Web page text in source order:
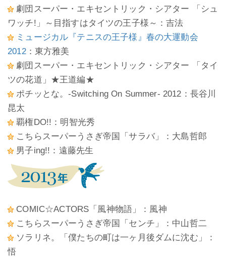
劇団スーパー・エキセントリック・シアター 「シュ
ワッチ!」～目指すはタイツの王子様～：吉法
ミュージカル『テニスの王子様』春の大運動会
2012：東方雅美
劇団スーパー・エキセントリック・シアター 「タイ
ツの花道」★王道編★
ポチッとな。-Switching On Summer- 2012：長谷川
昆太
覇権DO!!：明智光秀
こちらスーパーうさぎ帝国「サラバ」：大島哲郎
男子ing!!：遠藤先生
COMIC☆ACTORS「風神物語」：風神
こちらスーパーうさぎ帝国「センチ」：中山哲二
ソラリネ。「僕たちの町は一ヶ月後ダムに沈む」：
悟